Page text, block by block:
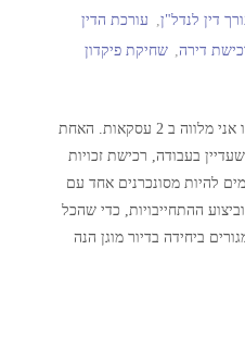
דין לנדל"ן
עורכת הדין
דירה,
שחיקת פיקדון
יום חתימה שמח! את הלקוחה הזו אני מלווה ב 2 עסקאות. האחת
בעבודה, רכישת זכויות
להיות מסונכרנים אחד עם
ההתחייבויות, כדי שהכל
ביחידה בדיור מוגן הנה